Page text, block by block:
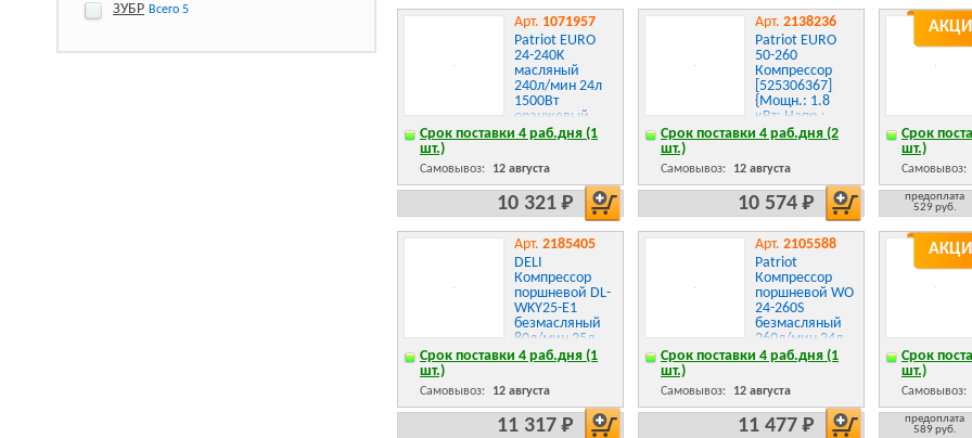
ЗУБР Всего 5
Арт. 1071957
Patriot EURO
24-240K
масляный
240л/мин 24л
1500Вт
оранжевый
525306366
Срок поставки 4 раб.дня (1
шт.)
Самовывоз: 12 августа
10 321 Р
Арт. 2138236
Patriot EURO
50-260
Компрессор
[525306367]
{Мощн.: 1.8
кВт; Напр.:
230В~50Гц;
об/мин;
Производит.:
260 л/мин;
Об.ресивера:
50 л; Давл.: 8
бар; Вес: 27,5
кг;}
Срок поставки 4 раб.дня (2
шт.)
Самовывоз: 12 августа
10 574 Р
Срок
шт.)
Самовывоз:
предоплата
529 руб.
Арт. 2185405
DELI
Компрессор
поршневой DL-
WKY25-E1
безмасляный
80л/мин 25л
1200Вт желтый/
Срок поставки 4 раб.дня (1
шт.)
Самовывоз: 12 августа
11 317 Р
Арт. 2105588
Patriot
Компрессор
поршневой WO
24-260S
безмасляный
260л/мин 24л
1500Вт
Срок поставки 4 раб.дня (1
шт.)
Самовывоз: 12 августа
11 477 Р
Срок
шт.)
Самовывоз:
предоплата
589 руб.